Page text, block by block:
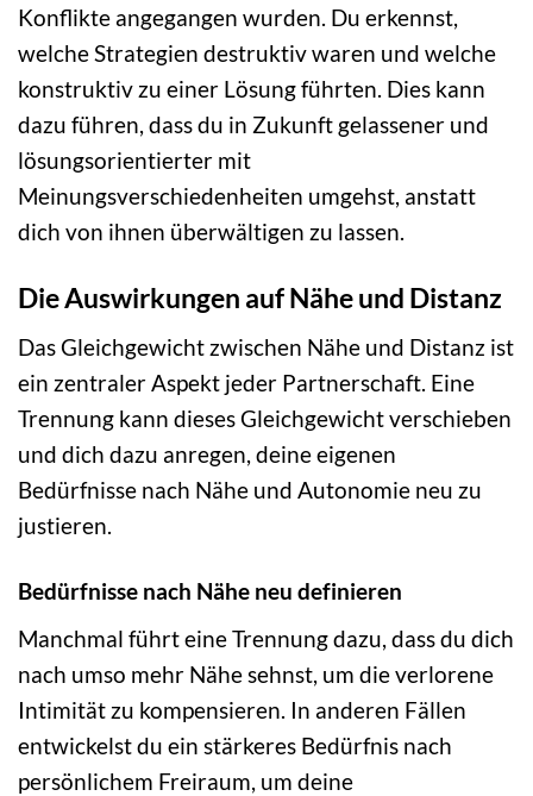
Konflikte angegangen wurden. Du erkennst,
welche Strategien destruktiv waren und welche
konstruktiv zu einer Lösung führten. Dies kann
dazu führen, dass du in Zukunft gelassener und
lösungsorientierter mit
Meinungsverschiedenheiten umgehst, anstatt
dich von ihnen überwältigen zu lassen.
Die Auswirkungen auf Nähe und Distanz
Das Gleichgewicht zwischen Nähe und Distanz ist
ein zentraler Aspekt jeder Partnerschaft. Eine
Trennung kann dieses Gleichgewicht verschieben
und dich dazu anregen, deine eigenen
Bedürfnisse nach Nähe und Autonomie neu zu
justieren.
Bedürfnisse nach Nähe neu definieren
Manchmal führt eine Trennung dazu, dass du dich
nach umso mehr Nähe sehnst, um die verlorene
Intimität zu kompensieren. In anderen Fällen
entwickelst du ein stärkeres Bedürfnis nach
persönlichem Freiraum, um deine